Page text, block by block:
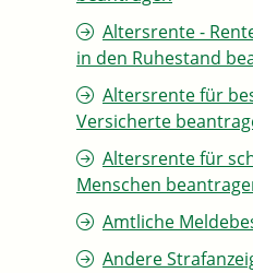
Altersrente -
in den Ruhestand
Altersrente für
Versicherte
Altersrente für
Menschen
Amtliche
Andere